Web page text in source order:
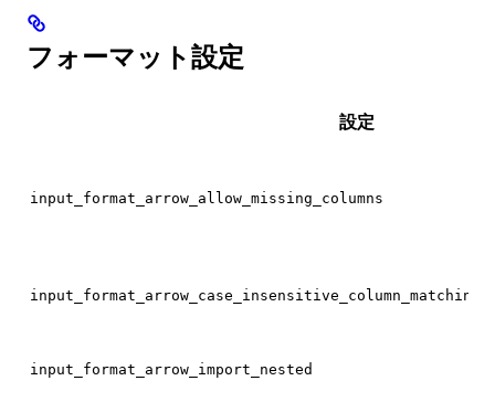
フォーマット設定
設定
input_format_arrow_allow_missing_columns
input_format_arrow_case_insensitive_column_matching
input_format_arrow_import_nested